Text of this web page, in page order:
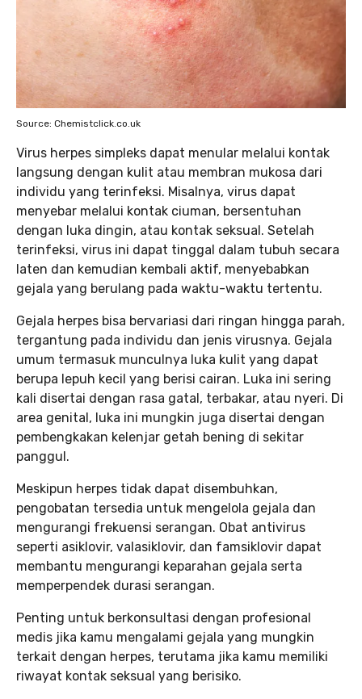
Source: Chemistclick.co.uk
Virus herpes simpleks dapat menular melalui kontak
langsung dengan kulit atau membran mukosa dari
individu yang terinfeksi. Misalnya, virus dapat
menyebar melalui kontak ciuman, bersentuhan
dengan luka dingin, atau kontak seksual. Setelah
terinfeksi, virus ini dapat tinggal dalam tubuh secara
laten dan kemudian kembali aktif, menyebabkan
gejala yang berulang pada waktu-waktu tertentu.
Gejala herpes bisa bervariasi dari ringan hingga parah,
tergantung pada individu dan jenis virusnya. Gejala
umum termasuk munculnya luka kulit yang dapat
berupa lepuh kecil yang berisi cairan. Luka ini sering
kali disertai dengan rasa gatal, terbakar, atau nyeri. Di
area genital, luka ini mungkin juga disertai dengan
pembengkakan kelenjar getah bening di sekitar
panggul.
Meskipun herpes tidak dapat disembuhkan,
pengobatan tersedia untuk mengelola gejala dan
mengurangi frekuensi serangan. Obat antivirus
seperti asiklovir, valasiklovir, dan famsiklovir dapat
membantu mengurangi keparahan gejala serta
memperpendek durasi serangan.
Penting untuk berkonsultasi dengan profesional
medis jika kamu mengalami gejala yang mungkin
terkait dengan herpes, terutama jika kamu memiliki
riwayat kontak seksual yang berisiko.